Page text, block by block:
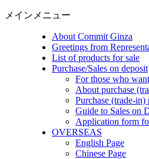
メインメニュー
About Commit Ginza
Greetings from
List of products for sale
Purchase/Sales on deposit
For those who
About purchase
Purchase (trade-in)
Guide to Sales on
Application form
OVERSEAS
English Page
Chinese Page